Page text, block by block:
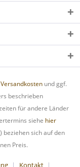
Versandkosten und ggf.
beschrieben
für andere Länder
siehe hier
) beziehen sich auf den
Preis.
Kontakt